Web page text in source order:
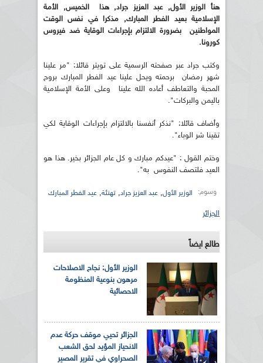
هنأ الوزير الأول, عبد العزيز جراد, هذا الخميس, الأمة
الإسلامية بعيد الفطر المبارك, مذكرا في نفس الوقت
المواطنين بضرورة الالتزام بإجراءات الوقاية ضد فيروس
كورونا.
وكتب جراد عبر صفحته الرسمية على تويتر قائلا: "مر علينا
شهر رمضان برحمته ويحل علينا عيد الفطر المبارك بروح
المحبة والتعاطف أعاده الله علينا وعلى الأمة الإسلامية
باليمن والبركات".
وأضاف قائلا: "نذكر أنفسنا بالالتزام بإجراءات الوقاية لكي
تقينا شر الوباء".
وختم القول : "عيدكم مبارك و كل عام الجزائر بخير. هذا هو
العيد فلتصف النفوس به".
وسوم: الوزير الأول, عبد العزيز جراد, تهنئة, عيد الفطر المبارك
الجزائر
طالع ايضاً
الوزير الأول: نجاح الاصلاحات
مرهون بنوعية المنظومة
الاحصائية
الجزائر تحيي موقف حركة عدم
الانحياز المؤيد لحق الشعب
الصحراوي في تقرير المصير